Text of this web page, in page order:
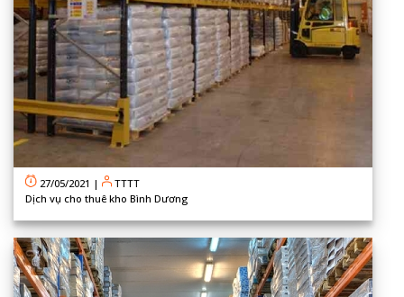
27/05/2021 |
TTTT
Dịch vụ cho thuê kho Bình Dương